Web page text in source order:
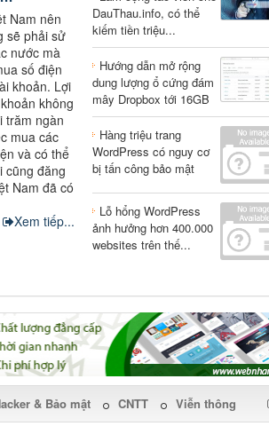
Nam nên
sẽ phải sử
nước mà
số điện
khoản. Lợi
không
trăm ngàn
mua các
và có thể
cũng đăng
Nam đã có
Xem tiếp...
DauThau.info, có thể
kiếm tiền triệu...
Hướng dẫn mở rộng
dung lượng ổ cứng đám
mây Dropbox tới 16GB
Hàng triệu trang
WordPress có nguy cơ
bị tấn công bảo mật
Lỗ hổng WordPress
ảnh hưởng hơn 400.000
websites trên thế...
& Bảo mật CNTT Viễn thông